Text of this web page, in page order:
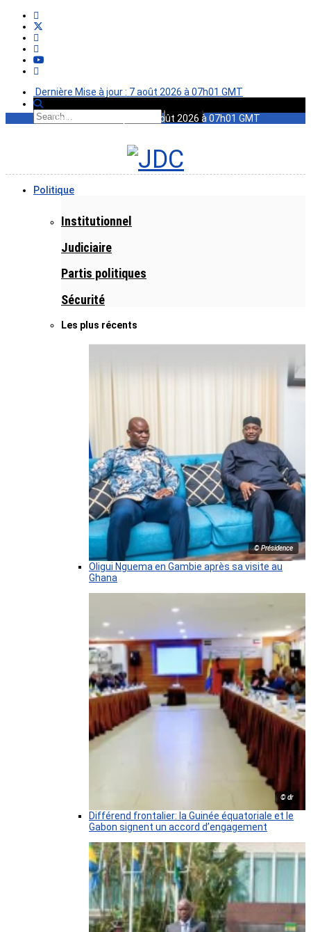
Dernière Mise à jour : 7 août 2026 à 07h01 GMT
Dernière Mise à jour : 7 août 2026 à 07h01 GMT
Politique
Institutionnel
Judiciaire
Partis politiques
Sécurité
Les plus récents
© Présidence
Oligui Nguema en Gambie après sa visite au
Ghana
© dr
Différend frontalier: la Guinée équatoriale et le
Gabon signent un accord d’engagement